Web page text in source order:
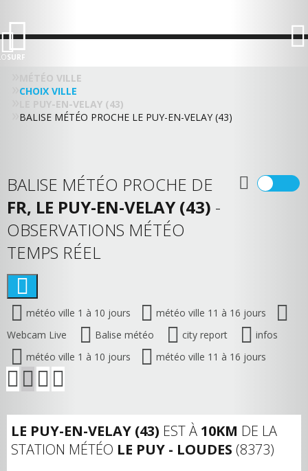
SURF
MÉTÉO VILLE
CHOIX VILLE
LE PUY-EN-VELAY (43)
BALISE MÉTÉO PROCHE LE PUY-EN-VELAY (43)
BALISE MÉTÉO PROCHE DE
FR, LE PUY-EN-VELAY (43) -
OBSERVATIONS MÉTÉO
TEMPS RÉEL
météo ville 1 à 10 jours
météo ville 11 à 16 jours
Webcam Live
Balise météo city report
infos
météo ville 1 à 10 jours
météo ville 11 à 16 jours
LE PUY-EN-VELAY (43) EST À 10KM DE LA
STATION MÉTÉO LE PUY - LOUDES (8373)